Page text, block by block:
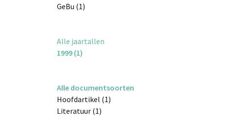
GeBu (1)
Alle jaartallen
1999 (1)
Alle documentsoorten
Hoofdartikel (1)
Literatuur (1)